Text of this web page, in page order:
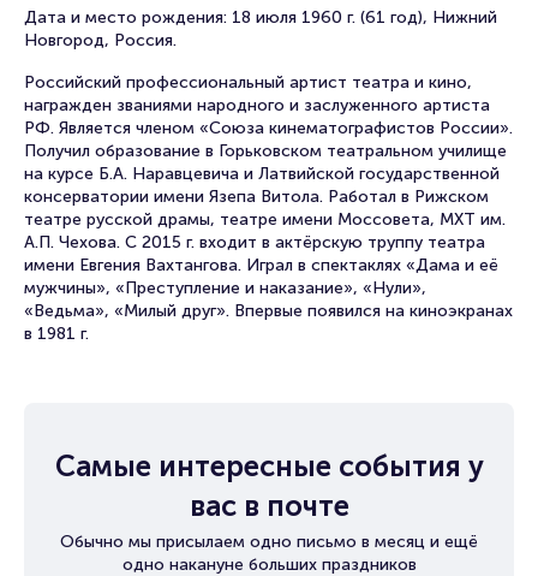
Дата и место рождения: 18 июля 1960 г. (61 год), Нижний
Новгород, Россия.
Российский профессиональный артист театра и кино,
награжден званиями народного и заслуженного артиста
РФ. Является членом «Союза кинематографистов России».
Получил образование в Горьковском театральном училище
на курсе Б.А. Наравцевича и Латвийской государственной
консерватории имени Язепа Витола. Работал в Рижском
театре русской драмы, театре имени Моссовета, МХТ им.
А.П. Чехова. С 2015 г. входит в актёрскую труппу театра
имени Евгения Вахтангова. Играл в спектаклях «Дама и её
мужчины», «Преступление и наказание», «Нули»,
«Ведьма», «Милый друг». Впервые появился на киноэкранах
в 1981 г.
Самые интересные события у
вас в почте
Обычно мы присылаем одно письмо в месяц и ещё
одно накануне больших праздников